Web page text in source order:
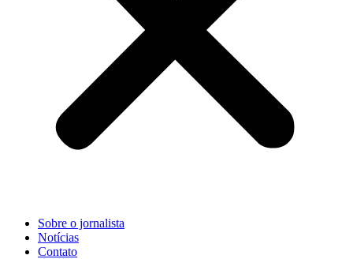
Sobre o jornalista
Notícias
Contato